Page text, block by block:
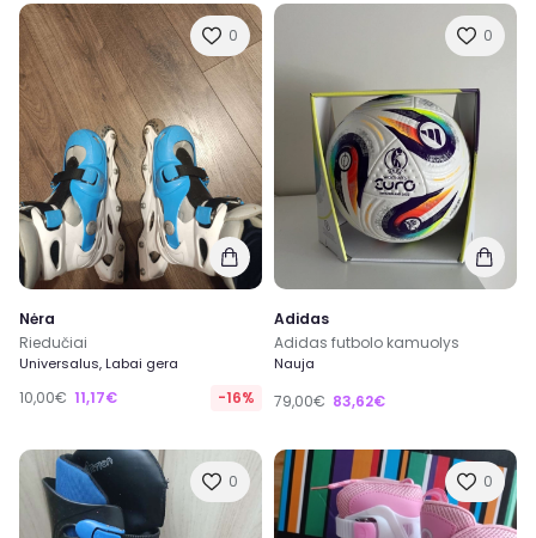
0
Nėra
Riedučiai
Universalus, Labai gera
10,00€ 11,17€ -16%
0
Adidas
Adidas futbolo kamuolys
Nauja
79,00€ 83,62€
0 0